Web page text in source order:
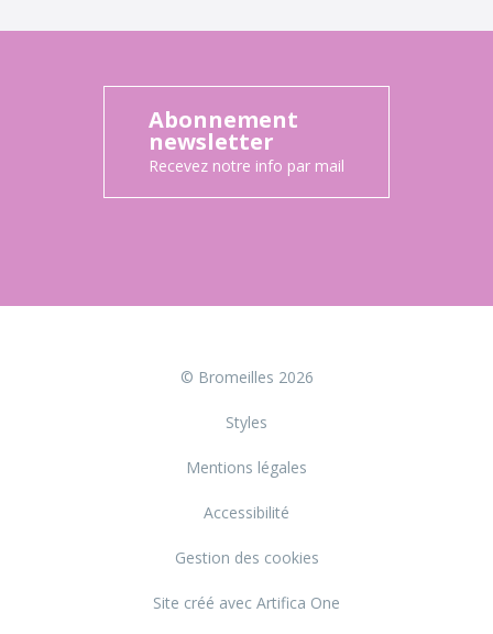
Abonnement
newsletter
Recevez notre info par mail
© Bromeilles 2026
Styles
Mentions légales
Accessibilité
Gestion des cookies
Site créé avec Artifica One